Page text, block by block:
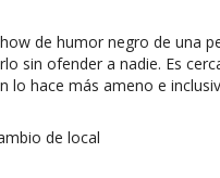
del
10
Puesta en
10
Interpretación
de humor negro de una
sin ofender a nadie. Es
lo hace más ameno e
de local